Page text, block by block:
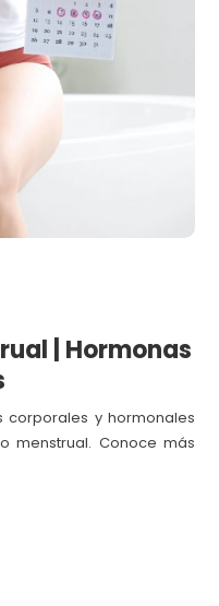
| Hormonas
corporales y hormonales
menstrual. Conoce más